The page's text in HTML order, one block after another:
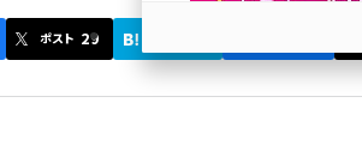
ポスト 29
参加登録はこちら↑